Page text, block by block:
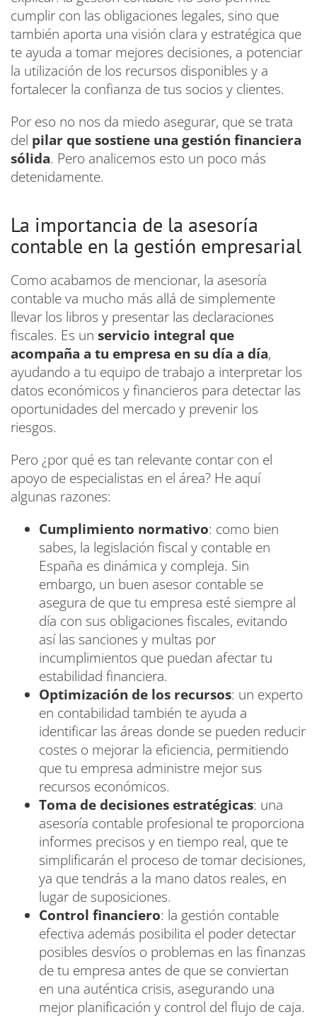
cumplir con las obligaciones legales, sino que
también aporta una visión clara y estratégica que
te ayuda a tomar mejores decisiones, a potenciar
la utilización de los recursos disponibles y a
fortalecer la confianza de tus socios y clientes.
Por eso no nos da miedo asegurar, que se trata
del pilar que sostiene una gestión financiera
sólida. Pero analicemos esto un poco más
detenidamente.
La importancia de la asesoría
contable en la gestión empresarial
Como acabamos de mencionar, la asesoría
contable va mucho más allá de simplemente
llevar los libros y presentar las declaraciones
fiscales. Es un servicio integral que
acompaña a tu empresa en su día a día,
ayudando a tu equipo de trabajo a interpretar los
datos económicos y financieros para detectar las
oportunidades del mercado y prevenir los
riesgos.
Pero ¿por qué es tan relevante contar con el
apoyo de especialistas en el área? He aquí
algunas razones:
Cumplimiento normativo: como bien
sabes, la legislación fiscal y contable en
España es dinámica y compleja. Sin
embargo, un buen asesor contable se
asegura de que tu empresa esté siempre al
día con sus obligaciones fiscales, evitando
así las sanciones y multas por
incumplimientos que puedan afectar tu
estabilidad financiera.
Optimización de los recursos: un experto
en contabilidad también te ayuda a
identificar las áreas donde se pueden reducir
costes o mejorar la eficiencia, permitiendo
que tu empresa administre mejor sus
recursos económicos.
Toma de decisiones estratégicas: una
asesoría contable profesional te proporciona
informes precisos y en tiempo real, que te
simplificarán el proceso de tomar decisiones,
ya que tendrás a la mano datos reales, en
lugar de suposiciones.
Control financiero: la gestión contable
efectiva además posibilita el poder detectar
posibles desvíos o problemas en las finanzas
de tu empresa antes de que se conviertan
en una auténtica crisis, asegurando una
mejor planificación y control del flujo de caja.